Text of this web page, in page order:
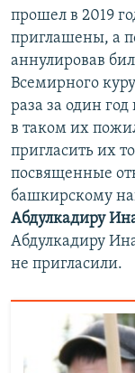
прошел в 2019
приглашены, а
аннулировав
Всемирного
раза за один
в таком их
пригласить их
посвященные
башкирскому
Абдулкадиру
Абдулкадиру
не пригласили.